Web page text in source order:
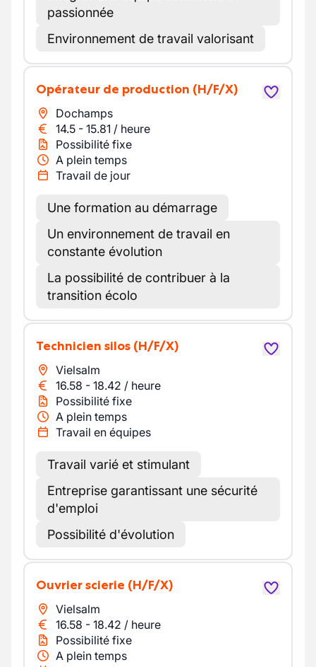
passionnée
Environnement de travail valorisant
Opérateur de production (H/F/X)
Dochamps
14.5 - 15.81 / heure
Possibilité fixe
A plein temps
Travail de jour
Une formation au démarrage
Un environnement de travail en
constante évolution
La possibilité de contribuer à la
transition écolo
Technicien silos (H/F/X)
Vielsalm
16.58 - 18.42 / heure
Possibilité fixe
A plein temps
Travail en équipes
Travail varié et stimulant
Entreprise garantissant une sécurité
d'emploi
Possibilité d'évolution
Ouvrier scierie (H/F/X)
Vielsalm
16.58 - 18.42 / heure
Possibilité fixe
A plein temps